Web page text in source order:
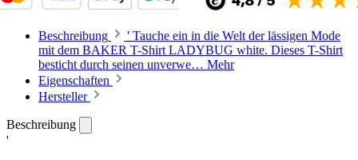
Beschreibung
' Tauche ein in die Welt der lässigen Mode
mit dem BAKER T-Shirt LADYBUG white. Dieses T-Shirt
besticht durch seinen unverwe… Mehr
Eigenschaften
Hersteller
Beschreibung
'